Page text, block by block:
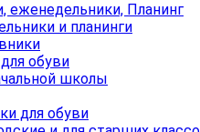
еженедельники, Планинг
и планинги
обуви
школы
для обуви